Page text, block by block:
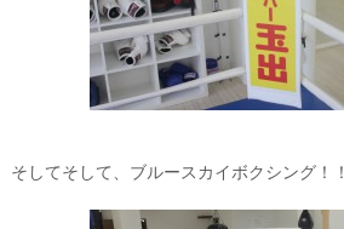
そしてそして、ブルースカイボクシング！！